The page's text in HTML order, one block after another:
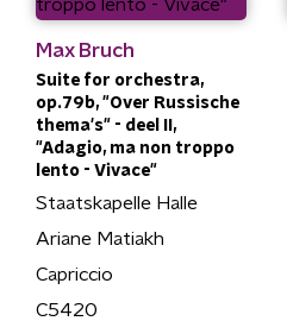
Max Bruch
Suite for orchestra,
op.79b, "Over Russische
thema's" - deel II,
"Adagio, ma non troppo
lento - Vivace"
Staatskapelle Halle
Ariane Matiakh
Capriccio
C5420